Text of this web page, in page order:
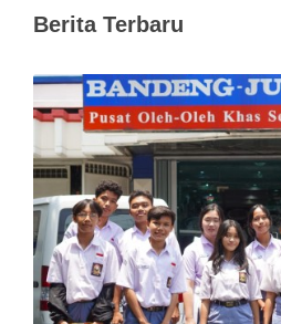
Berita Terbaru